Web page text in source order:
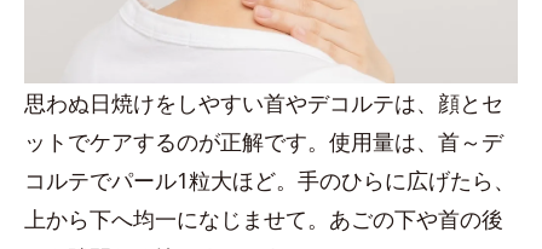
思わぬ日焼けをしやすい首やデコルテは、顔とセ
ットでケアするのが正解です。使用量は、首～デ
コルテでパール1粒大ほど。手のひらに広げたら、
上から下へ均一になじませて。あごの下や首の後